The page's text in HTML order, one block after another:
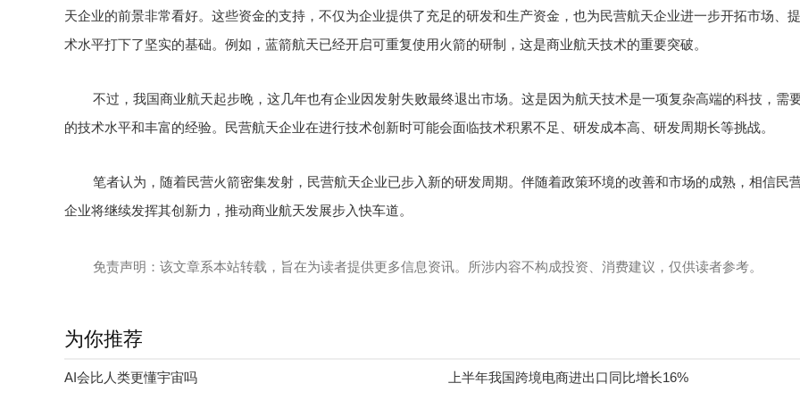
天企业的前景非常看好。这些资金的支持，不仅为企业提供了充足的研发和生产资金，也为民营航天企业进一步开拓市场、
术水平打下了坚实的基础。例如，蓝箭航天已经开启可重复使用火箭的研制，这是商业航天技术的重要突破。
不过，我国商业航天起步晚，这几年也有企业因发射失败最终退出市场。这是因为航天技术是一项复杂高端的科技，需
的技术水平和丰富的经验。民营航天企业在进行技术创新时可能会面临技术积累不足、研发成本高、研发周期长等挑战。
笔者认为，随着民营火箭密集发射，民营航天企业已步入新的研发周期。伴随着政策环境的改善和市场的成熟，相信民
企业将继续发挥其创新力，推动商业航天发展步入快车道。
免责声明：该文章系本站转载，旨在为读者提供更多信息资讯。所涉内容不构成投资、消费建议，仅供读者参考。
为你推荐
AI会比人类更懂宇宙吗 上半年我国跨境电商进出口同比增长16%